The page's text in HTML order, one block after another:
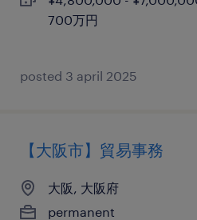
700万円
posted 3 april 2025
【大阪市】貿易事務
大阪, 大阪府
permanent